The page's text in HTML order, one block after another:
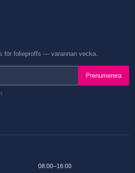
för folieproffs — varannan vecka.
Prenumerera
08:00–16:00